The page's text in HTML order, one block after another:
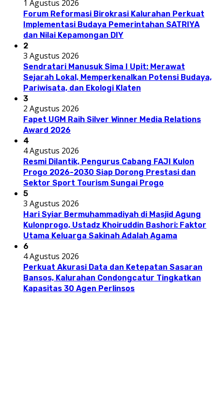
1 Agustus 2026
Forum Reformasi Birokrasi Kalurahan Perkuat
Implementasi Budaya Pemerintahan SATRIYA
dan Nilai Kepamongan DIY
2
3 Agustus 2026
Sendratari Manusuk Sima I Upit: Merawat
Sejarah Lokal, Memperkenalkan Potensi Budaya,
Pariwisata, dan Ekologi Klaten
3
2 Agustus 2026
Fapet UGM Raih Silver Winner Media Relations
Award 2026
4
4 Agustus 2026
Resmi Dilantik, Pengurus Cabang FAJI Kulon
Progo 2026-2030 Siap Dorong Prestasi dan
Sektor Sport Tourism Sungai Progo
5
3 Agustus 2026
Hari Syiar Bermuhammadiyah di Masjid Agung
Kulonprogo, Ustadz Khoiruddin Bashori: Faktor
Utama Keluarga Sakinah Adalah Agama
6
4 Agustus 2026
Perkuat Akurasi Data dan Ketepatan Sasaran
Bansos, Kalurahan Condongcatur Tingkatkan
Kapasitas 30 Agen Perlinsos